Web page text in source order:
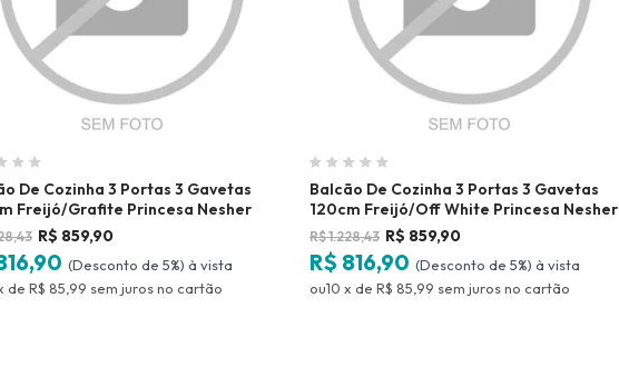
De Cozinha 3 Portas 3 Gavetas
Freijó/Grafite Princesa Nesher
R$ 859,90
(Desconto de 5%)
de R$ 85,99 sem jurosno
Balcão De Cozinha 3 Portas 3 Gavetas
120cm Freijó/Off White Princesa Nesher
R$1.228,43 R$ 859,90
R$ 816,90 (Desconto de 5%)
10 x de R$ 85,99 sem jurosno